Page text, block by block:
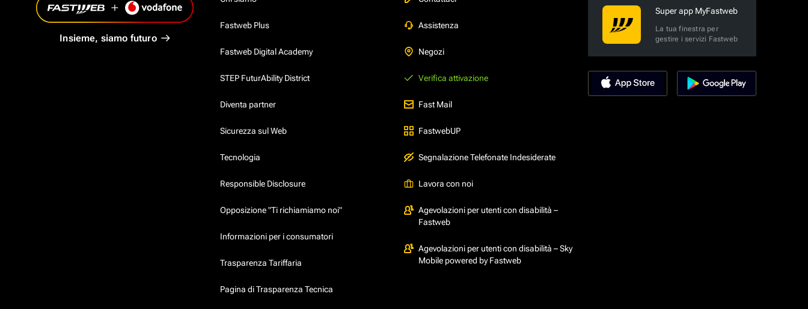
Insieme, siamo futuro
Fastweb Plus
Fastweb Digital Academy
STEP FuturAbility District
Diventa partner
Sicurezza sul Web
Tecnologia
Responsible Disclosure
Opposizione "Ti richiamiamo noi"
Informazioni per i consumatori
Trasparenza Tariffaria
Pagina di Trasparenza Tecnica
Assistenza
Negozi
Verifica attivazione
Fast Mail
FastwebUP
Segnalazione Telefonate Indesiderate
Lavora con noi
Agevolazioni per utenti con disabilità –
Fastweb
Agevolazioni per utenti con disabilità – Sky
Mobile powered by Fastweb
Super app MyFastweb
La tua finestra per
gestire i servizi Fastweb